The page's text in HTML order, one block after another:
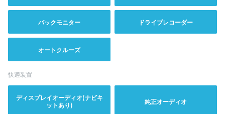
バックモニター ドライブレコーダー
オートクルーズ
快適装置
ディスプレイオーディオ(ナビキ
ットあり)
純正オーディオ